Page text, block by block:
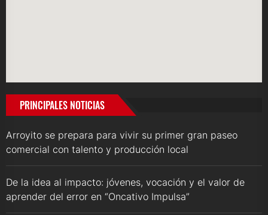
PRINCIPALES NOTICIAS
Arroyito se prepara para vivir su primer gran paseo
comercial con talento y producción local
De la idea al impacto: jóvenes, vocación y el valor de
aprender del error en “Oncativo Impulsa”